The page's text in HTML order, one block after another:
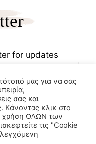
for updates
μας για να σας
σας και
Κάνοντας κλικ στο
χρήση ΟΛΩΝ των
τις "Cookie